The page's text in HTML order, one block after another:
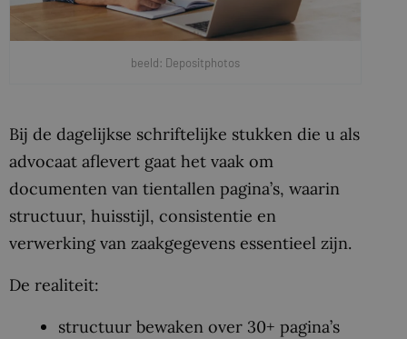
beeld: Depositphotos
Bij de dagelijkse schriftelijke stukken die u als
advocaat aflevert gaat het vaak om
documenten van tientallen pagina’s, waarin
structuur, huisstijl, consistentie en
verwerking van zaakgegevens essentieel zijn.
De realiteit:
structuur bewaken over 30+ pagina’s